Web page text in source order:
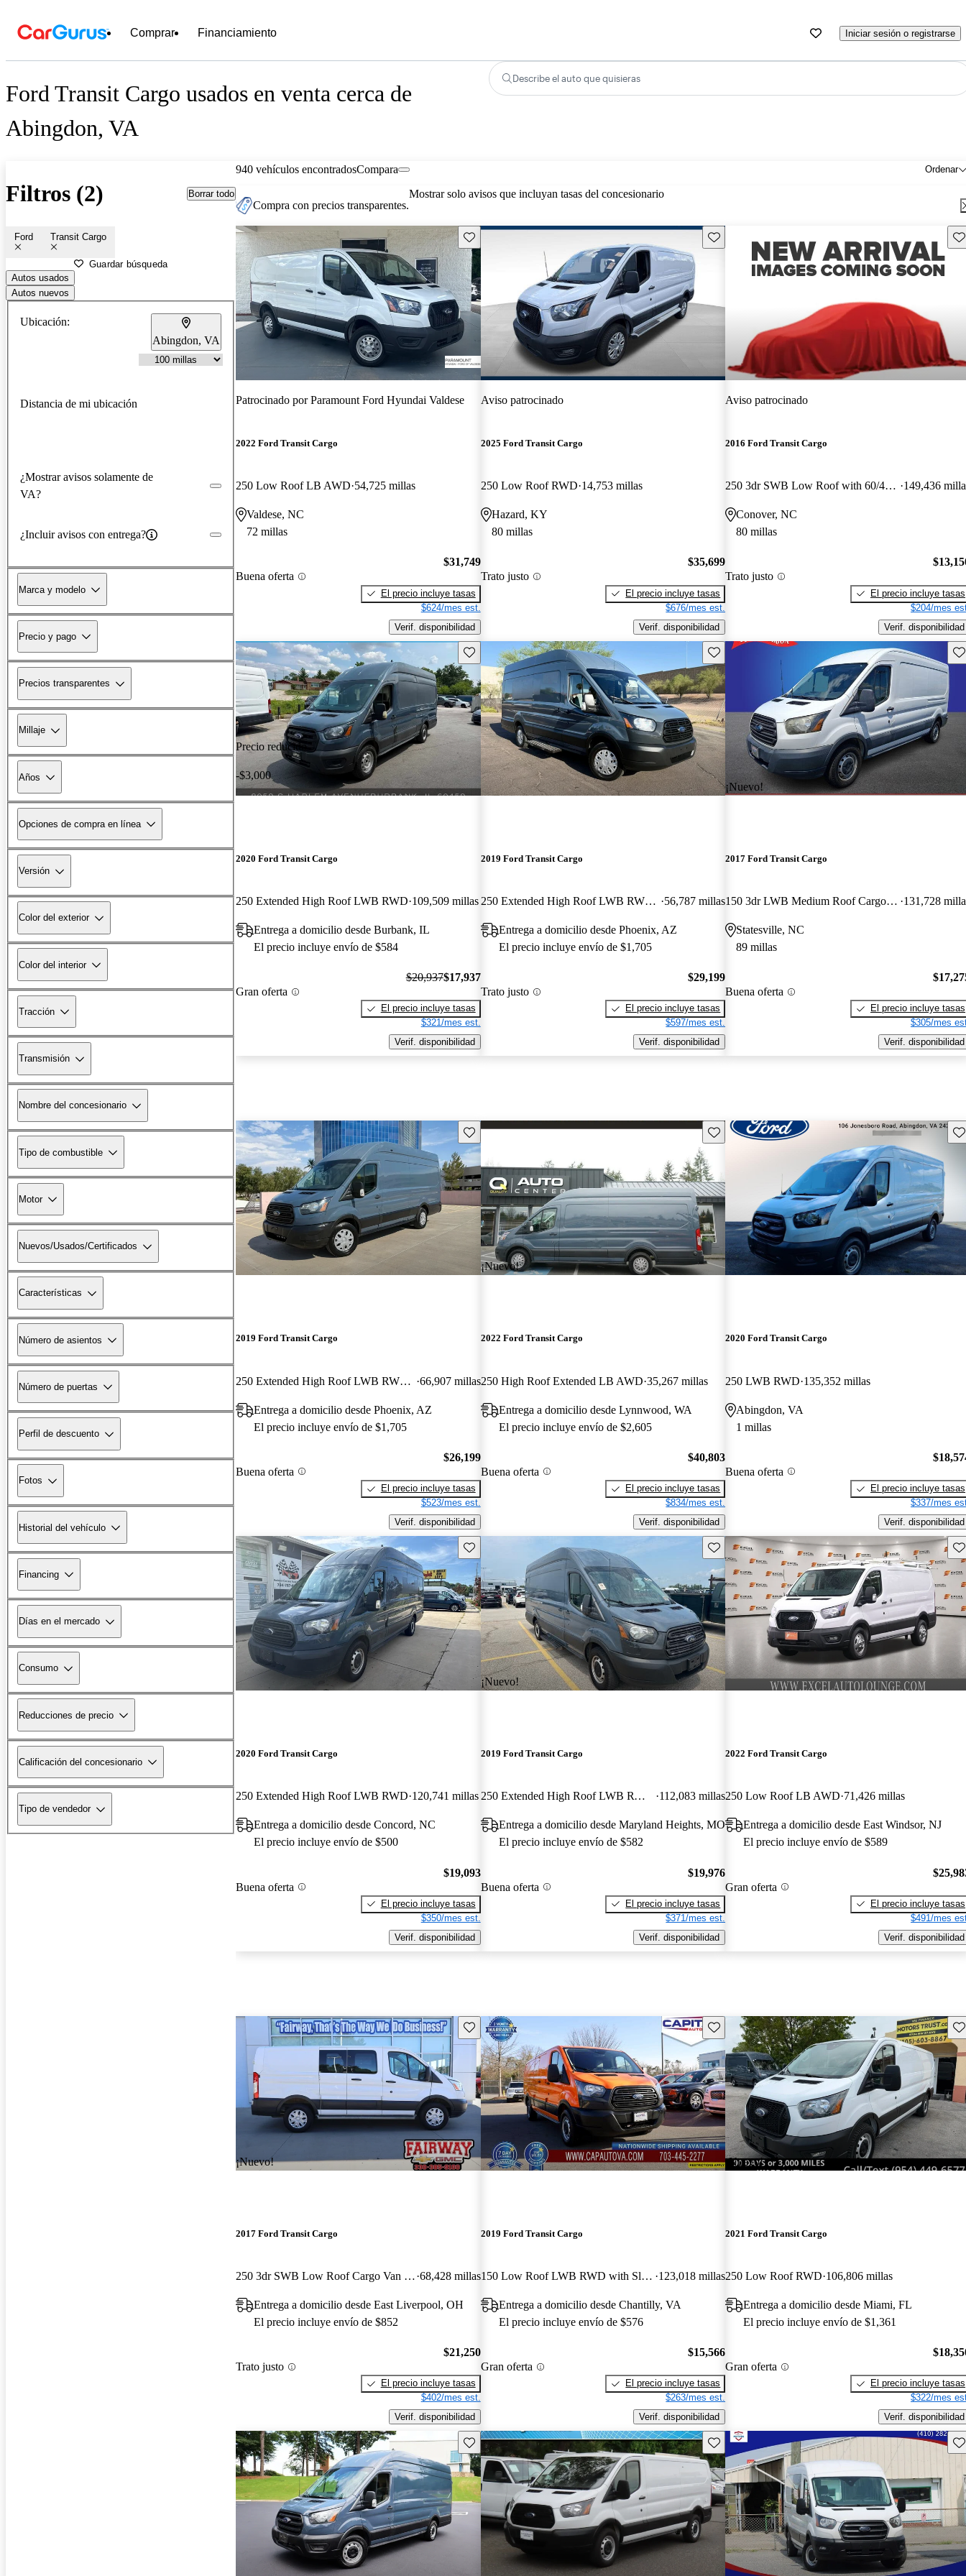
Comprar Financiamiento Iniciar sesión o registrarse
Ford Transit Cargo usados en venta cerca de
Abingdon, VA
Describe el auto que quisieras
Filtros (2) Borrar todo
Ford Transit Cargo
Guardar búsqueda
Autos usados
Autos nuevos
Ubicación:
Abingdon, VA
Distancia de mi ubicación
¿Mostrar avisos solamente de
VA?
¿Incluir avisos con entrega?
Marca y modelo
Precio y pago
Precios transparentes
Millaje
Años
Opciones de compra en línea
Versión
Color del exterior
Color del interior
Tracción
Transmisión
Nombre del concesionario
Tipo de combustible
Motor
Nuevos/Usados/Certificados
Características
Número de asientos
Número de puertas
Perfil de descuento
Fotos
Historial del vehículo
Financing
Días en el mercado
Consumo
Reducciones de precio
Calificación del concesionario
Tipo de vendedor
940 vehículos encontrados Ordenar
Compara
Compra con precios transparentes.
Mostrar solo avisos que incluyan tasas del concesionario
Guarda este Aviso
Patrocinado porParamount Ford Hyundai Valdese
2022 Ford Transit Cargo
250 Low Roof LB AWD 54,725 millas
Valdese, NC
72 millas
Buena oferta
$31,749
El precio incluye tasas
$624/mes est.
Verif. disponibilidad
Guarda este Aviso
Aviso patrocinado
2025 Ford Transit Cargo
250 Low Roof RWD 14,753 millas
Hazard, KY
80 millas
Trato justo
$35,699
El precio incluye tasas
$676/mes est.
Verif. disponibilidad
Aviso patrocinado
2016 Ford Transit Cargo
250 3dr SWB Low Roof with 60/40 Side Passenger Doors 149,436
Conover, NC
80 millas
Trato justo
El precio incluye tasas
$204/mes
Verif. disponibilidad
Precio reducido
-$3,000
Guarda este Aviso
2020 Ford Transit Cargo
250 Extended High Roof LWB RWD 109,509 millas
Entrega a domicilio desde Burbank, IL
El precio incluye envío de $584
Gran oferta
$20,937$17,937
El precio incluye tasas
$321/mes est.
Verif. disponibilidad
Guarda este Aviso
2019 Ford Transit Cargo
250 Extended High Roof LWB RWD with Sliding Passenger-Side Door 56,787 millas
Entrega a domicilio desde Phoenix, AZ
El precio incluye envío de $1,705
Trato justo
$29,199
El precio incluye tasas
$597/mes est.
Verif. disponibilidad
¡Nuevo!
2017 Ford Transit Cargo
150 3dr LWB Medium Roof Cargo Van with Sliding Passenger Side Door 131,728
Statesville, NC
89 millas
Buena oferta
El precio incluye tasas
$305/mes
Verif. disponibilidad
Guarda este Aviso
2019 Ford Transit Cargo
250 Extended High Roof LWB RWD with Sliding Passenger-Side Door 66,907 millas
Entrega a domicilio desde Phoenix, AZ
El precio incluye envío de $1,705
Buena oferta
$26,199
El precio incluye tasas
$523/mes est.
Verif. disponibilidad
¡Nuevo!
Guarda este Aviso
2022 Ford Transit Cargo
250 High Roof Extended LB AWD 35,267 millas
Entrega a domicilio desde Lynnwood, WA
El precio incluye envío de $2,605
Buena oferta
$40,803
El precio incluye tasas
$834/mes est.
Verif. disponibilidad
2020 Ford Transit Cargo
250 LWB RWD 135,352 millas
Abingdon, VA
1 millas
Buena oferta
El precio incluye tasas
$337/mes
Verif. disponibilidad
Guarda este Aviso
2020 Ford Transit Cargo
250 Extended High Roof LWB RWD 120,741 millas
Entrega a domicilio desde Concord, NC
El precio incluye envío de $500
Buena oferta
$19,093
El precio incluye tasas
$350/mes est.
Verif. disponibilidad
¡Nuevo!
Guarda este Aviso
2019 Ford Transit Cargo
250 Extended High Roof LWB RWD with Sliding Passenger-Side Door 112,083 millas
Entrega a domicilio desde Maryland Heights, MO
El precio incluye envío de $582
Buena oferta
$19,976
El precio incluye tasas
$371/mes est.
Verif. disponibilidad
2022 Ford Transit Cargo
250 Low Roof LB AWD 71,426 millas
Entrega a domicilio desde East Windsor, NJ
El precio incluye envío de $589
Gran oferta
El precio incluye tasas
$491/mes
Verif. disponibilidad
¡Nuevo!
Guarda este Aviso
2017 Ford Transit Cargo
250 3dr SWB Low Roof Cargo Van with 60/40 Passenger Side Doors 68,428 millas
Entrega a domicilio desde East Liverpool, OH
El precio incluye envío de $852
Trato justo
$21,250
El precio incluye tasas
$402/mes est.
Verif. disponibilidad
Guarda este Aviso
2019 Ford Transit Cargo
150 Low Roof LWB RWD with Sliding Passenger-Side Door 123,018 millas
Entrega a domicilio desde Chantilly, VA
El precio incluye envío de $576
Gran oferta
$15,566
El precio incluye tasas
$263/mes est.
Verif. disponibilidad
¡Nuevo!
2021 Ford Transit Cargo
250 Low Roof RWD 106,806 millas
Entrega a domicilio desde Miami, FL
El precio incluye envío de $1,361
Gran oferta
El precio incluye tasas
$322/mes
Verif. disponibilidad
Guarda este Aviso Guarda este Aviso